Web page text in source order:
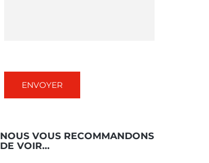
NOUS VOUS RECOMMANDONS
DE VOIR…